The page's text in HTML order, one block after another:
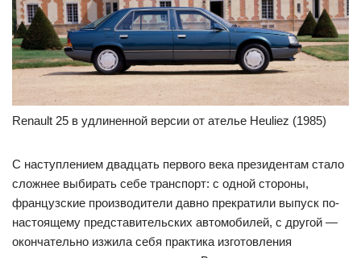
Renault 25 в удлиненной версии от ателье Heuliez (1985)
С наступлением двадцать первого века президентам стало
сложнее выбирать себе транспорт: с одной стороны,
французские производители давно прекратили выпуск по-
настоящему представительских автомобилей, с другой —
окончательно изжила себя практика изготовления